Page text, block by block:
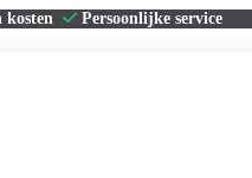
kosten Persoonlijke service